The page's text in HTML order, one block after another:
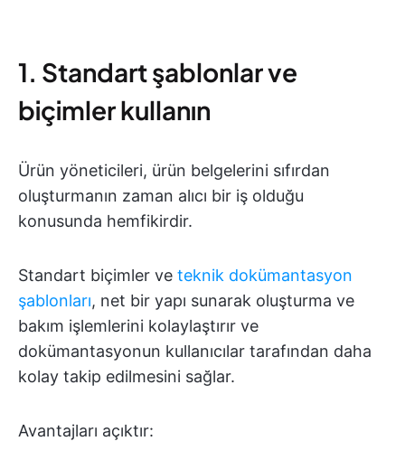
1. Standart şablonlar ve
biçimler kullanın
Ürün yöneticileri, ürün belgelerini sıfırdan
oluşturmanın zaman alıcı bir iş olduğu
konusunda hemfikirdir.
Standart biçimler ve teknik dokümantasyon
şablonları, net bir yapı sunarak oluşturma ve
bakım işlemlerini kolaylaştırır ve
dokümantasyonun kullanıcılar tarafından daha
kolay takip edilmesini sağlar.
Avantajları açıktır: